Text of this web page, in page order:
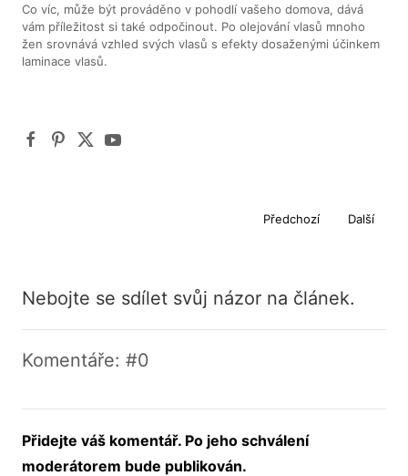
Co víc, může být prováděno v pohodlí vašeho domova, dává
vám příležitost si také odpočinout. Po olejování vlasů mnoho
žen srovnává vzhled svých vlasů s efekty dosaženými účinkem
laminace vlasů.
Předchozí Další
Nebojte se sdílet svůj názor na článek.
Komentáře: #0
Přidejte váš komentář. Po jeho schválení
moderátorem bude publikován.